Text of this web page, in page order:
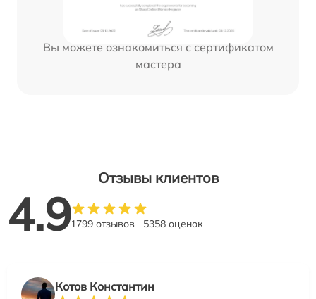
Вы можете ознакомиться с сертификатом
мастера
Отзывы клиентов
4.91799 отзывов 5358 оценок
Котов Константин